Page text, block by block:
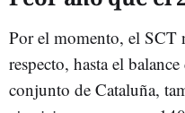
Por el momento, el SCT
respecto, hasta el
conjunto de Cataluña,